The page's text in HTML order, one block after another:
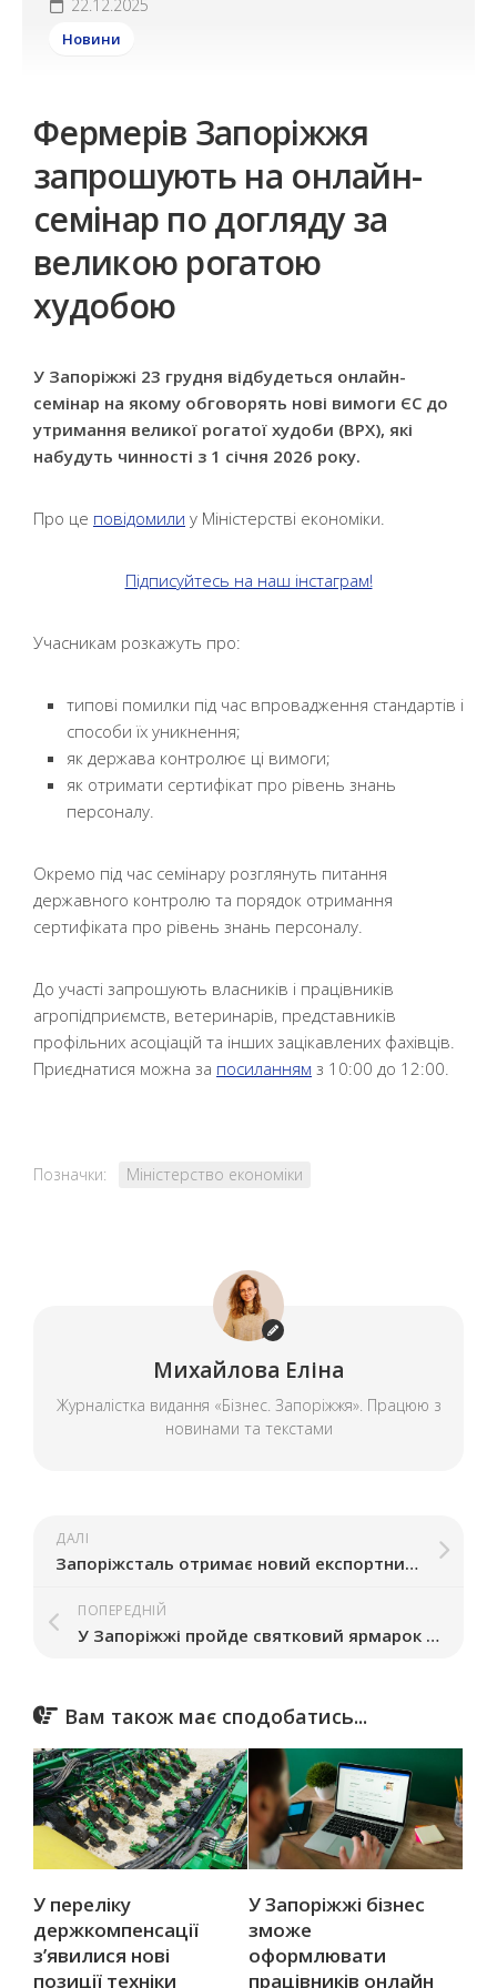
22.12.2025
Новини
Фермерів Запоріжжя
запрошують на онлайн-
семінар по догляду за
великою рогатою
худобою
У Запоріжжі 23 грудня відбудеться онлайн-
семінар на якому обговорять нові вимоги ЄС до
утримання великої рогатої худоби (ВРХ), які
набудуть чинності з 1 січня 2026 року.
Про це повідомили у Міністерстві економіки.
Підписуйтесь на наш інстаграм!
Учасникам розкажуть про:
типові помилки під час впровадження стандартів і
способи їх уникнення;
як держава контролює ці вимоги;
як отримати сертифікат про рівень знань
персоналу.
Окремо під час семінару розглянуть питання
державного контролю та порядок отримання
сертифіката про рівень знань персоналу.
До участі запрошують власників і працівників
агропідприємств, ветеринарів, представників
профільних асоціацій та інших зацікавлених фахівців.
Приєднатися можна за посиланням з 10:00 до 12:00.
Позначки: Міністерство економіки
Михайлова Еліна
Журналістка видання «Бізнес. Запоріжжя». Працюю з
новинами та текстами
ДАЛІ
Запоріжсталь отримає новий експортний ринок після угоди Метінвесту в Румунії
ПОПЕРЕДНІЙ
У Запоріжжі пройде святковий ярмарок майстрів «Крафтового міста»
Вам також має сподобатись...
У переліку
держкомпенсації
з’явилися нові
позиції техніки
У Запоріжжі бізнес
зможе
оформлювати
працівників онлайн